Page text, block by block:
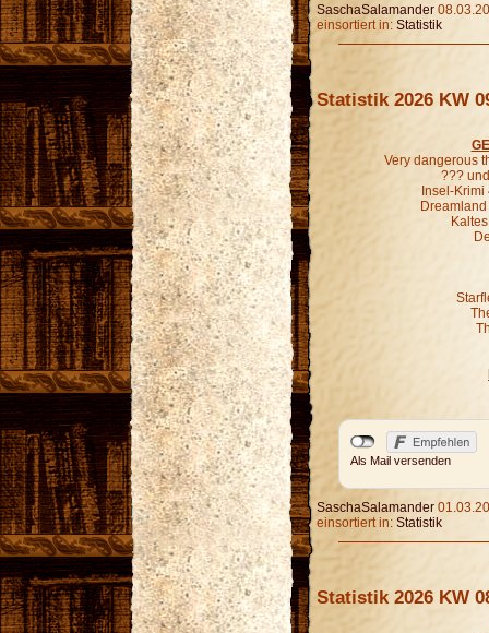
SaschaSalamander
einsortiert in: Statistik
Statistik 2026 KW
Very dangerous
???
Insel-Krimi
Als Mail versenden
SaschaSalamander
einsortiert in: Statistik
Statistik 2026 KW